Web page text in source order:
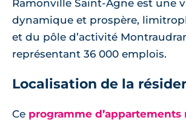
Ramonville Saint-Agne est une
dynamique et prospère,
et du pôle d’activité
représentant 36 000 emplois.
Localisation de la
Ce programme d’appartements